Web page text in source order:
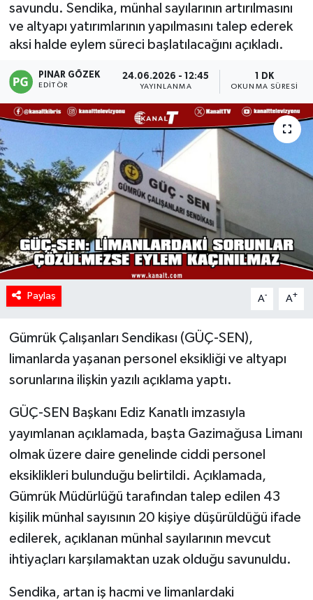
savundu. Sendika, münhal sayılarının artırılmasını
ve altyapı yatırımlarının yapılmasını talep ederek
aksi halde eylem süreci başlatılacağını açıkladı.
PINAR GÖZEK
EDITÖR
24.06.2026 - 12:45
YAYINLANMA
1 DK
OKUNMA SÜRESI
Paylaş A- A+
Gümrük Çalışanları Sendikası (GÜÇ-SEN),
limanlarda yaşanan personel eksikliği ve altyapı
sorunlarına ilişkin yazılı açıklama yaptı.
GÜÇ-SEN Başkanı Ediz Kanatlı imzasıyla
yayımlanan açıklamada, başta Gazimağusa Limanı
olmak üzere daire genelinde ciddi personel
eksiklikleri bulunduğu belirtildi. Açıklamada,
Gümrük Müdürlüğü tarafından talep edilen 43
kişilik münhal sayısının 20 kişiye düşürüldüğü ifade
edilerek, açıklanan münhal sayılarının mevcut
ihtiyaçları karşılamaktan uzak olduğu savunuldu.
Sendika, artan iş hacmi ve limanlardaki